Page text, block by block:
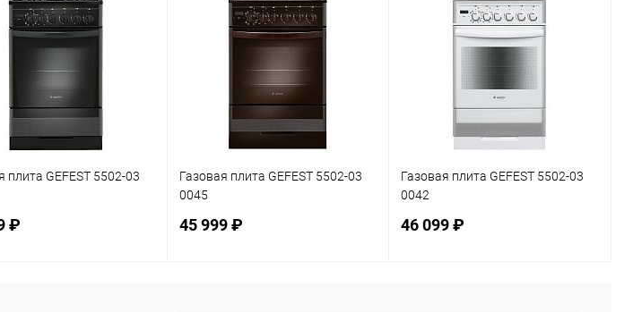
в 1 клик К сравнению Купить в 1 клик К сравнению Купить в 1 клик К сравнению
плита GEFEST 5502-03
₽
Газовая плита GEFEST 5502-03
0045
45 999 ₽
Газовая плита GEFEST 5502-03
0042
46 099 ₽